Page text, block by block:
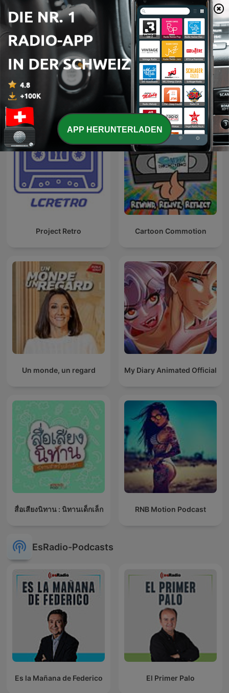
DuckTapes
Bigfoot and Beyond with
Cliff and Bobo
Project Retro Cartoon Commotion
Un monde, un regard My Diary Animated Official
สื่อเสียงนิทาน : นิทานเด็กเล็ก RNB Motion Podcast
EsRadio-Podcasts
Es la Mañana de Federico El Primer Palo
APP HERUNTERLADEN